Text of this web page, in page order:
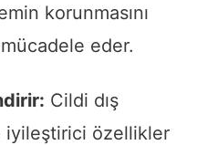
korunmasını
eder.
Cildi dış
iyileştirici özellikler